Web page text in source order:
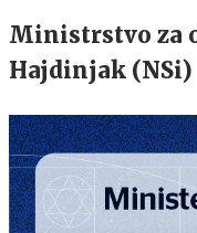
Ministrstvo za
Hajdinjak (NSi)